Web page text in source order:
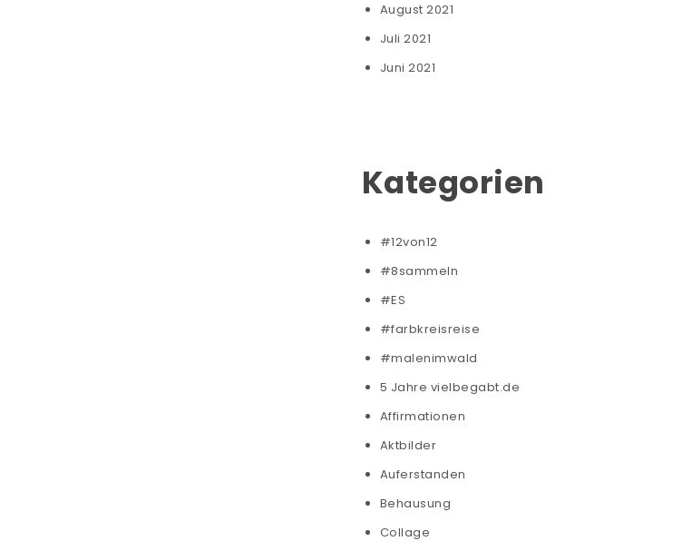
August 2021
Juli 2021
Juni 2021
Kategorien
#12von12
#8sammeln
#ES
#farbkreisreise
#malenimwald
5 Jahre vielbegabt.de
Affirmationen
Aktbilder
Auferstanden
Behausung
Collage